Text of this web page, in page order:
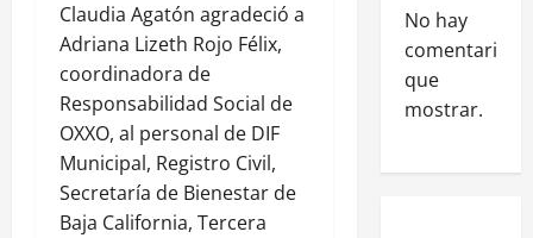
Claudia Agatón agradeció a
Adriana Lizeth Rojo Félix,
coordinadora de
Responsabilidad Social de
OXXO, al personal de DIF
Municipal, Registro Civil,
Secretaría de Bienestar de
Baja California, Tercera
No hay
comentarios
que
mostrar.